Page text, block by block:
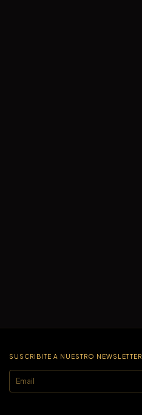
SUSCRIBITE A NUESTRO NEWSLETTER